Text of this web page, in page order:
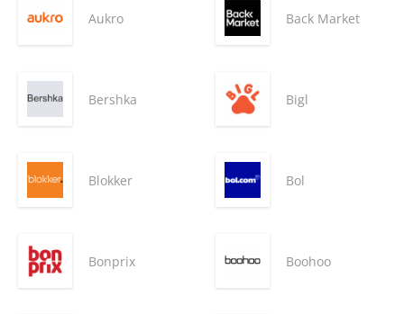
Aukro Back Market
Bershka Bigl
Blokker Bol
Bonprix Boohoo